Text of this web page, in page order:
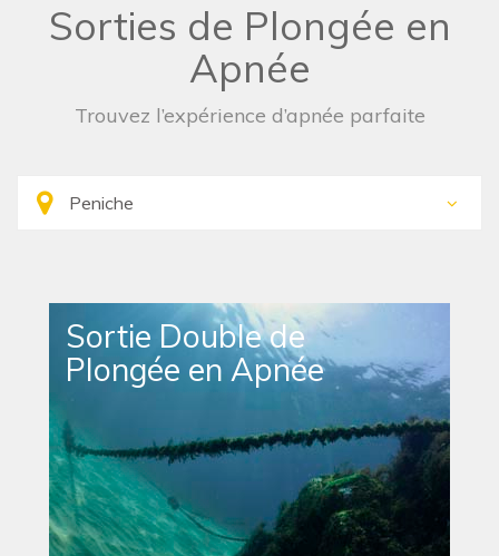
Sorties de Plongée en
Apnée
Trouvez l’expérience d’apnée parfaite
Sortie Double de
Plongée en Apnée